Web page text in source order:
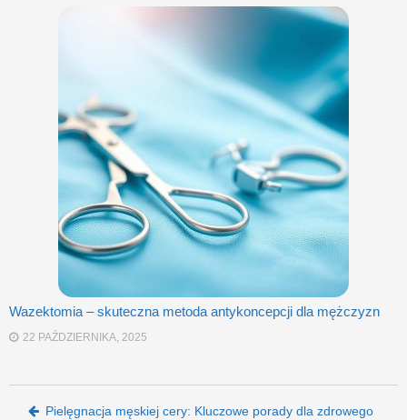
Wazektomia – skuteczna metoda antykoncepcji dla mężczyzn
22 PAŹDZIERNIKA, 2025
Post navigation
Pielęgnacja męskiej cery: Kluczowe porady dla zdrowego